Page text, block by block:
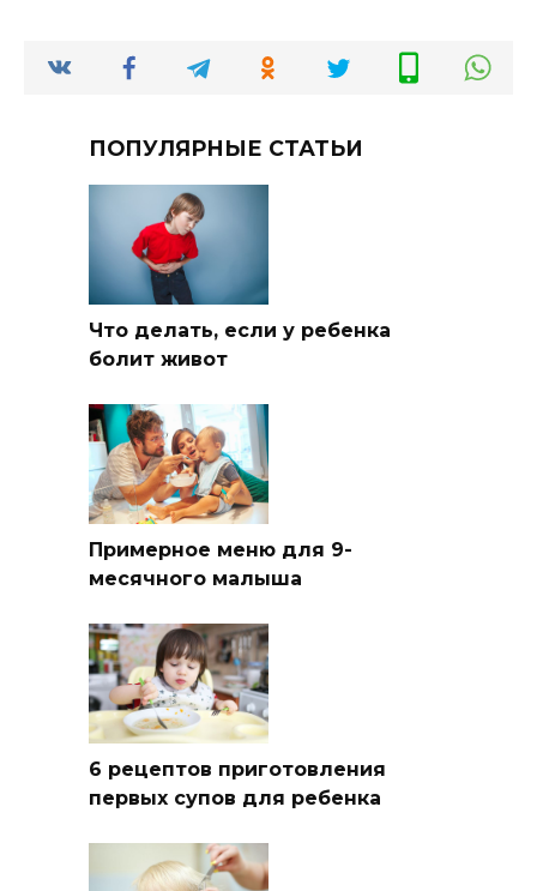
ПОПУЛЯРНЫЕ СТАТЬИ
Что делать, если у ребенка
болит живот
Примерное меню для 9-
месячного малыша
6 рецептов приготовления
первых супов для ребенка